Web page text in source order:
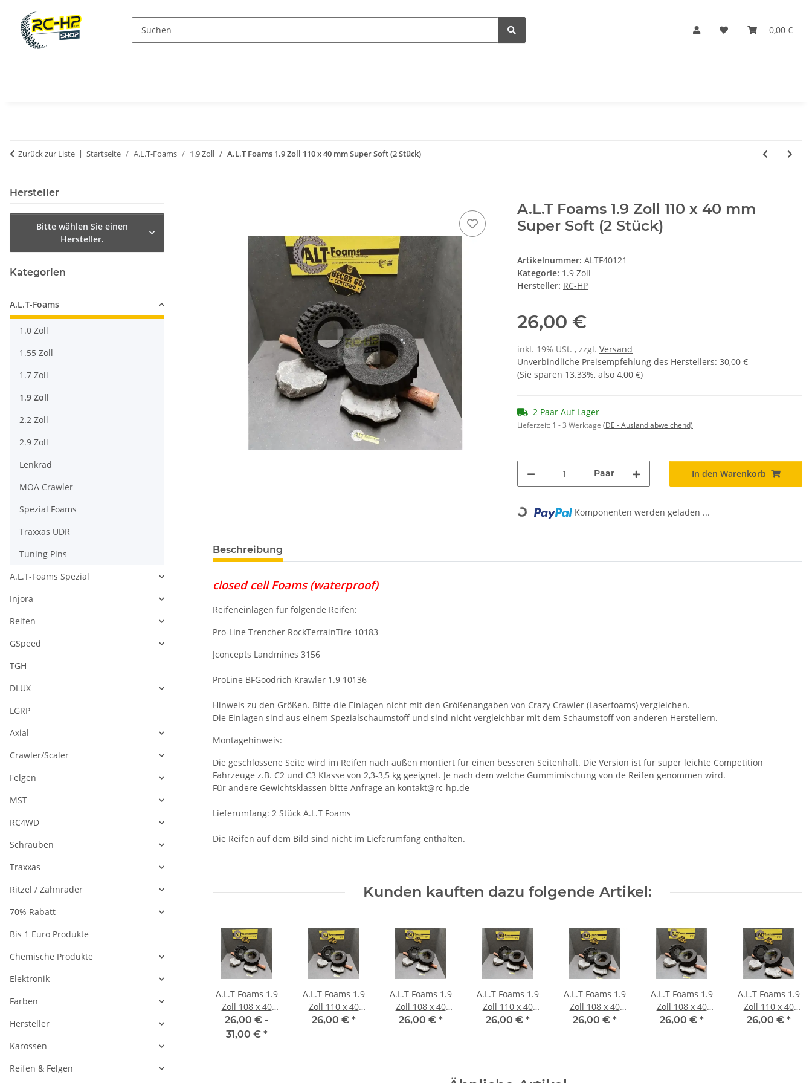
0,00 €
Zurück zur Liste Startseite A.L.T-Foams 1.9 Zoll A.L.T Foams 1.9 Zoll 110 x 40 mm Super Soft (2 Stück)
A.L.T Foams 1.9 Zoll 110 x 40 mm
Super Soft (2 Stück)
Artikelnummer: ALTF40121
Kategorie: 1.9 Zoll
Hersteller: RC-HP
26,00 €
inkl. 19% USt. , zzgl. Versand
Unverbindliche Preisempfehlung des Herstellers: 30,00 €
(Sie sparen 13.33%, also 4,00 €)
2 Paar Auf Lager
Lieferzeit: 1 - 3 Werktage (DE - Ausland abweichend)
Paar In den Warenkorb
Loading... Komponenten werden geladen ...
Beschreibung
closed cell Foams (waterproof)
Reifeneinlagen für folgende Reifen:
Pro-Line Trencher RockTerrainTire 10183
Jconcepts Landmines 3156
ProLine BFGoodrich Krawler 1.9 10136
Hinweis zu den Größen. Bitte die Einlagen nicht mit den Größenangaben von Crazy Crawler (Laserfoams) vergleichen.
Die Einlagen sind aus einem Spezialschaumstoff und sind nicht vergleichbar mit dem Schaumstoff von anderen Herstellern.
Montagehinweis:
Die geschlossene Seite wird im Reifen nach außen montiert für einen besseren Seitenhalt. Die Version ist für super leichte Competition
Fahrzeuge z.B. C2 und C3 Klasse von 2,3-3,5 kg geeignet. Je nach dem welche Gummimischung von de Reifen genommen wird.
Für andere Gewichtsklassen bitte Anfrage an kontakt@rc-hp.de
Lieferumfang: 2 Stück A.L.T Foams
Die Reifen auf dem Bild sind nicht im Lieferumfang enthalten.
Kunden kauften dazu folgende Artikel:
Krawler 1.9 KX
Terrain Truck
springs Medium
(Red) 2St.
7,26 €
A.L.T Foams 1.9
Zoll 108 x 40
mm Super Soft
(2 Stück)
26,00 € -
31,00 € *
A.L.T Foams 1.9
Zoll 110 x 40
mm Ultra Super
26,00 € *
A.L.T Foams 1.9
Zoll 108 x 40
mm Soft (2
26,00 € *
A.L.T Foams 1.9
Zoll 110 x 40
mm Soft (2
26,00 € *
A.L.T Foams 1.9
Zoll 108 x 40
mm Ultra Super
26,00 € *
A.L.T Foams 1.9
Zoll 108 x 40
mm (2 Stück)
26,00 € *
A.L.T Foams 1.9
Zoll 110 x 40
mm Super Soft
26,00 € *
Hersteller
Bitte wählen Sie einen
Hersteller.
Kategorien
A.L.T-Foams
1.0 Zoll
1.55 Zoll
1.7 Zoll
1.9 Zoll
2.2 Zoll
2.9 Zoll
Lenkrad
MOA Crawler
Spezial Foams
Traxxas UDR
Tuning Pins
A.L.T-Foams Spezial
Injora
Reifen
GSpeed
TGH
DLUX
LGRP
Axial
Crawler/Scaler
Felgen
MST
RC4WD
Schrauben
Traxxas
Ritzel / Zahnräder
70% Rabatt
Bis 1 Euro Produkte
Chemische Produkte
Elektronik
Farben
Hersteller
Karossen
Reifen & Felgen